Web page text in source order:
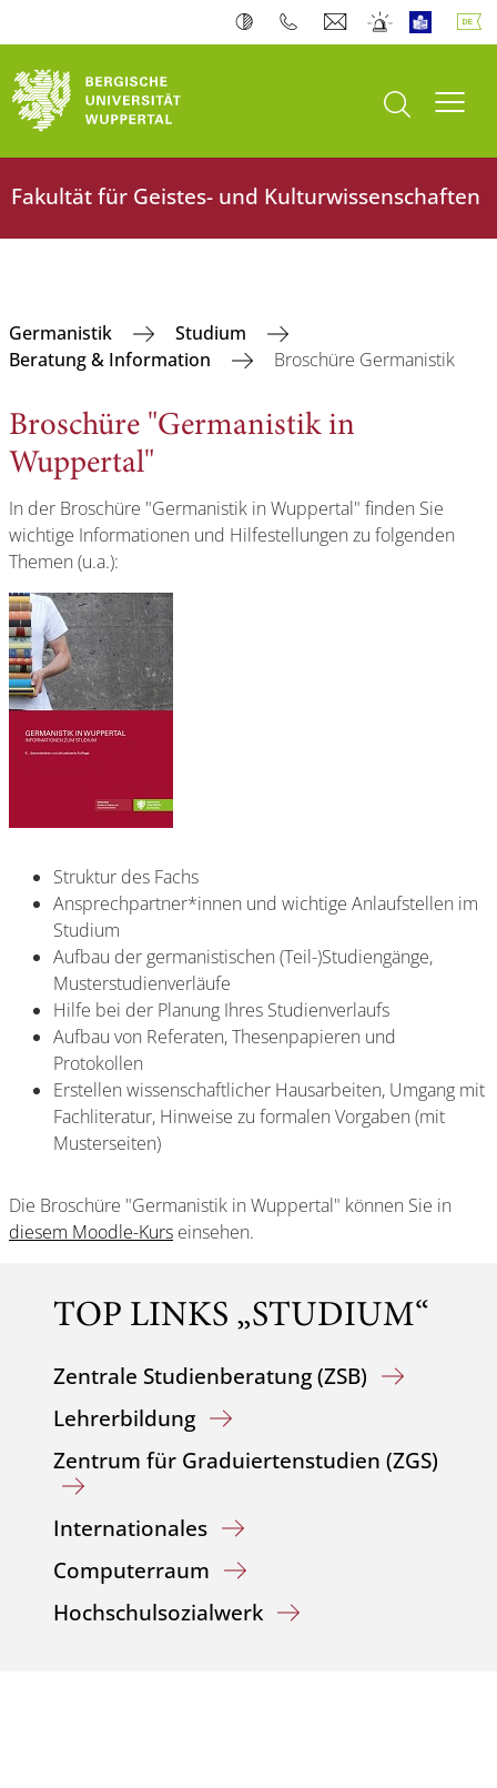
Suche öffnen
Fakultät für Geistes- und Kulturwissenschaften
Germanistik
Studium
Beratung & Information
Broschüre Germanistik
Broschüre "Germanistik in
Wuppertal"
In der Broschüre "Germanistik in Wuppertal" finden Sie
wichtige Informationen und Hilfestellungen zu folgenden
Themen (u.a.):
Struktur des Fachs
Ansprechpartner*innen und wichtige Anlaufstellen im
Studium
Aufbau der germanistischen (Teil-)Studiengänge,
Musterstudienverläufe
Hilfe bei der Planung Ihres Studienverlaufs
Aufbau von Referaten, Thesenpapieren und
Protokollen
Erstellen wissenschaftlicher Hausarbeiten, Umgang mit
Fachliteratur, Hinweise zu formalen Vorgaben (mit
Musterseiten)
Die Broschüre "Germanistik in Wuppertal" können Sie in
diesem Moodle-Kurs einsehen.
TOP LINKS „STUDIUM“
Zentrale Studienberatung (ZSB)
Lehrerbildung
Zentrum für Graduiertenstudien (ZGS)
Internationales
Computerraum
Hochschulsozialwerk